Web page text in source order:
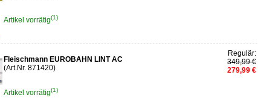
Artikel vorrätig(1)
Fleischmann EUROBAHN LINT AC
(Art.Nr. 871420)
Artikel vorrätig(1)
Regulär:
349,99 €
279,99 €